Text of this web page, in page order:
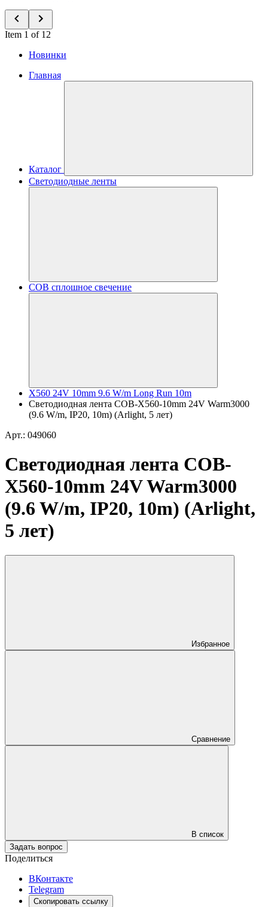
Item 1 of 12
Новинки
Главная
Каталог
Светодиодные ленты
COB сплошное свечение
X560 24V 10mm 9.6 W/m Long Run 10m
Светодиодная лента COB-X560-10mm 24V Warm3000
(9.6 W/m, IP20, 10m) (Arlight, 5 лет)
Арт.: 049060
Светодиодная лента COB-
X560-10mm 24V Warm3000
(9.6 W/m, IP20, 10m) (Arlight,
5 лет)
Избранное
Сравнение
В список
Задать вопрос
Поделиться
ВКонтакте
Telegram
Скопировать ссылку